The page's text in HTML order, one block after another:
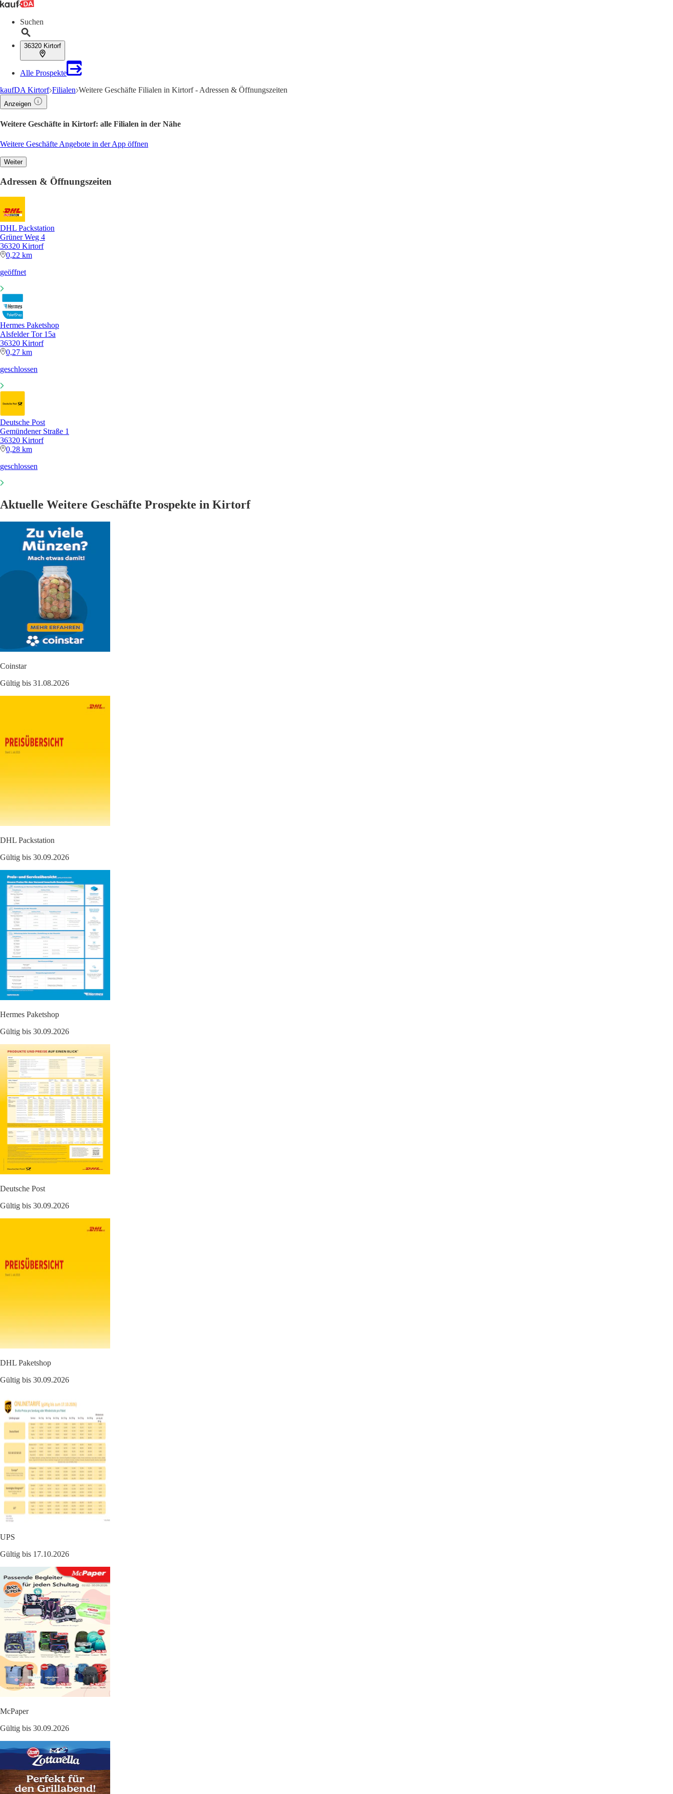
Suchen
36320 Kirtorf
Alle Prospekte
kaufDA Kirtorf Filialen Weitere Geschäfte Filialen in Kirtorf - Adressen & Öffnungszeiten
Anzeigen
Weitere Geschäfte in Kirtorf: alle Filialen in der Nähe
Weitere Geschäfte Angebote in der App öffnen
Weiter
Adressen & Öffnungszeiten
DHL Packstation
Grüner Weg 4
36320 Kirtorf
0,22 km
geöffnet
Hermes Paketshop
Alsfelder Tor 15a
36320 Kirtorf
0,27 km
geschlossen
Deutsche Post
Gemündener Straße 1
36320 Kirtorf
0,28 km
geschlossen
Aktuelle Weitere Geschäfte Prospekte in Kirtorf
Coinstar
Gültig bis 31.08.2026
DHL Packstation
Gültig bis 30.09.2026
Hermes Paketshop
Gültig bis 30.09.2026
Deutsche Post
Gültig bis 30.09.2026
DHL Paketshop
Gültig bis 30.09.2026
UPS
Gültig bis 17.10.2026
McPaper
Gültig bis 30.09.2026